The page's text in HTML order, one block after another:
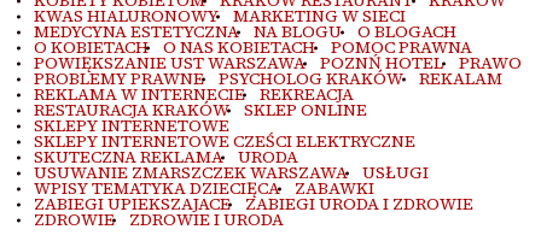
KWAS HIALURONOWY MARKETING W SIECI
MEDYCYNA ESTETYCZNA NA BLOGU O BLOGACH
O KOBIETACH O NAS KOBIETACH POMOC PRAWNA
POWIĘKSZANIE UST WARSZAWA POZNŃ HOTEL PRAWO
PROBLEMY PRAWNE PSYCHOLOG KRAKÓW REKALAM
REKLAMA W INTERNECIE REKREACJA
RESTAURACJA KRAKÓW SKLEP ONLINE
SKLEPY INTERNETOWE
SKLEPY INTERNETOWE CZEŚCI ELEKTRYCZNE
SKUTECZNA REKLAMA URODA
USUWANIE ZMARSZCZEK WARSZAWA USŁUGI
WPISY TEMATYKA DZIECIĘCA ZABAWKI
ZABIEGI UPIEKSZAJACE ZABIEGI URODA I ZDROWIE
ZDROWIE ZDROWIE I URODA